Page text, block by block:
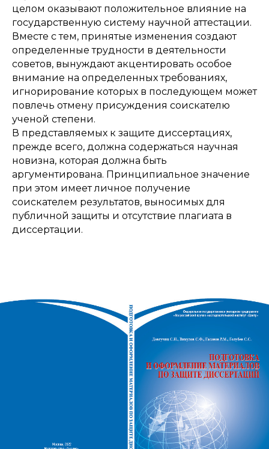
целом оказывают положительное влияние на
государственную систему научной аттестации.
Вместе с тем, принятые изменения создают
определенные трудности в деятельности
советов, вынуждают акцентировать особое
внимание на определенных требованиях,
игнорирование которых в последующем может
повлечь отмену присуждения соискателю
ученой степени.
В представляемых к защите диссертациях,
прежде всего, должна содержаться научная
новизна, которая должна быть
аргументирована. Принципиальное значение
при этом имеет личное получение
соискателем результатов, выносимых для
публичной защиты и отсутствие плагиата в
диссертации.